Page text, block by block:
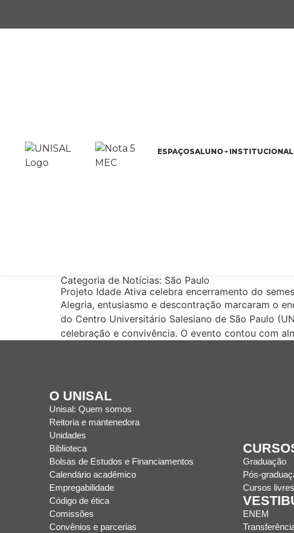
ESPAÇOSALUNO INSTITUCIONAL
Categoria de Notícias: São Paulo
Projeto Idade Ativa celebra encerramento do
Alegria, entusiasmo e descontração marcaram o
do Centro Universitário Salesiano de São Paulo
celebração e convivência. O evento contou com
O UNISAL
Unisal: Quem somos
Reitoria e mantenedora
Unidades
Biblioteca
Bolsas de Estudos e Financiamentos
Calendário acadêmico
Empregabilidade
Código de ética
Comissões
Convênios e parcerias
Graduação
Pós-
Cursos livres
ENEM